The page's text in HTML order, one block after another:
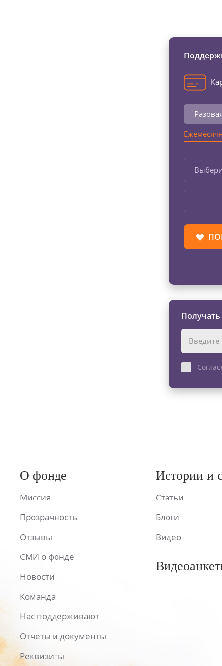
О фонде
Миссия
Прозрачность
Отзывы
СМИ о фонде
Новости
Команда
Нас поддерживают
Отчеты и документы
Реквизиты
Истории и
Статьи
Блоги
Видео